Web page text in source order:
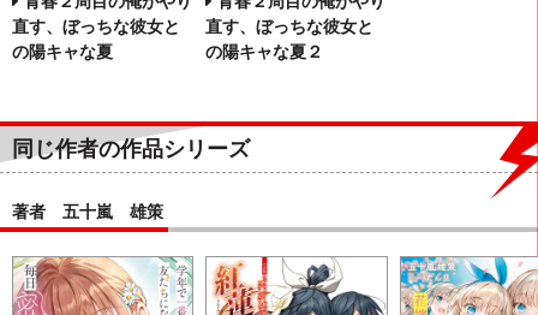
直す、ぼっちな彼女と
の陽キャな夏
直す、ぼっちな彼女と
の陽キャな夏２
同じ作者の作品シリーズ
著者 五十嵐 雄策